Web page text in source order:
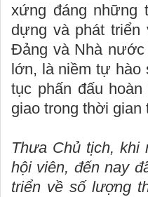
xứng đáng những
dựng và phát
Đảng và Nhà nước
lớn, là niềm tự hào
tục phấn đấu
giao trong thời gian
Thưa Chủ tịch, khi
hội viên, đến nay
triển về số lượng